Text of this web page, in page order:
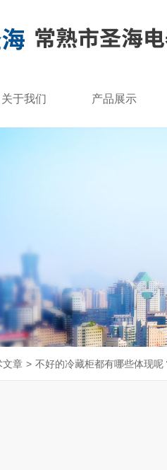
关于我们 产品展示
文章 > 不好的冷藏柜都有哪些体现呢